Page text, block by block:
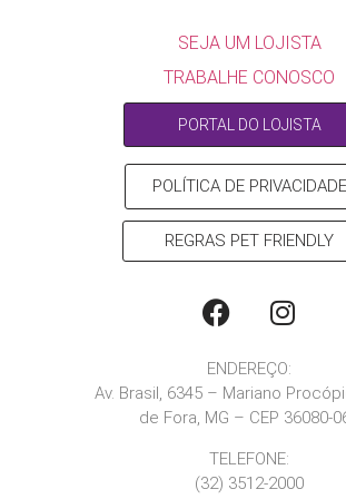
SEJA UM LOJISTA
TRABALHE CONOSCO
PORTAL DO LOJISTA
POLÍTICA DE PRIVACIDADE
REGRAS PET FRIENDLY
ENDEREÇO:
Av. Brasil, 6345 – Mariano
de Fora, MG – CEP 36080-
TELEFONE:
(32) 3512-2000